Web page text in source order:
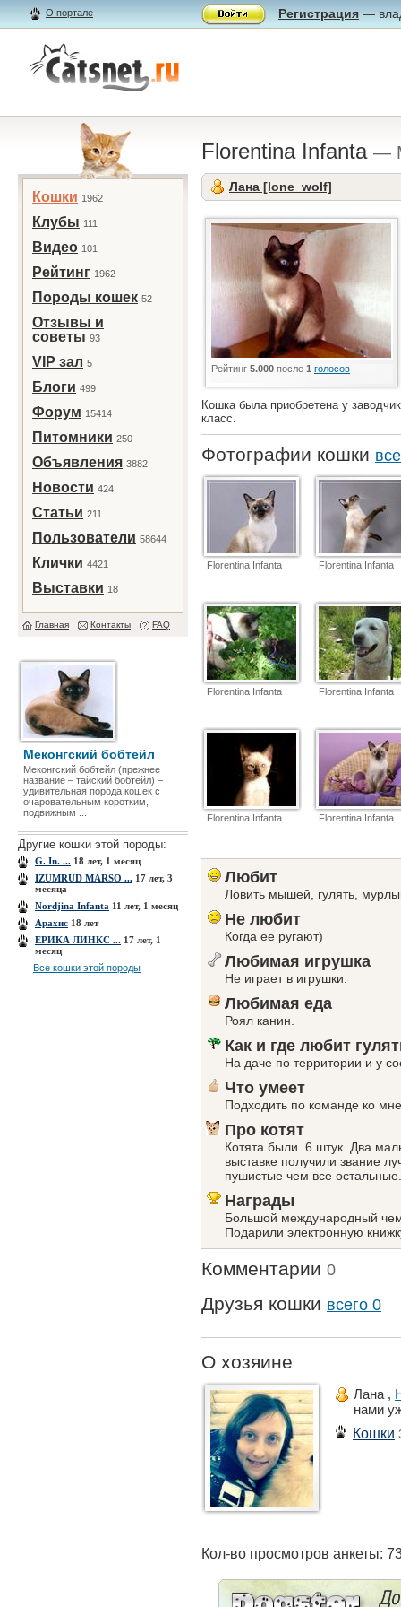
О портале Регистрация —
Кошки 1962
Клубы 111
Видео 101
Рейтинг 1962
Породы кошек 52
Отзывы и
советы 93
VIP зал 5
Блоги 499
Форум 15414
Питомники 250
Объявления 3882
Новости 424
Статьи 211
Пользователи 58644
Клички 4421
Выставки 18
Главная Контакты FAQ
Меконгский бобтейл
Меконгский бобтейл (прежнее
название – тайский бобтейл) –
удивительная порода кошек с
очаровательным коротким,
подвижным ...
Другие кошки этой породы:
G. In. ... 18 лет, 1 месяц
IZUMRUD MARSO ... 17 лет, 3
месяца
Nordjina Infanta 11 лет, 1 месяц
Арахис 18 лет
ЕРИКА ЛИНКС ... 17 лет, 1
месяц
Все кошки этой породы
Florentina Infanta —
Лана [lone_wolf]
Рейтинг 5.000 после 1 голосов
Кошка была приобретена у
класс.
Фотографии кошки
Florentina Infanta Florentina Infanta
Florentina Infanta Florentina Infanta
Florentina Infanta Florentina Infanta
Любит
Ловить мышей, гулять,
Не любит
Когда ее ругают)
Любимая игрушка
Не играет в игрушки.
Любимая еда
Роял канин.
Как и где любит
На даче по территории и у
Что умеет
Подходить по команде ко
Про котят
Котята были. 6 штук. Два
выставке получили звание
пушистые чем все остальные.
Награды
Большой международный
Подарили электронную
Комментарии 0
Друзья кошки всего 0
О хозяине
Лана ,
нами
Кошки
Кол-во просмотров анкеты: